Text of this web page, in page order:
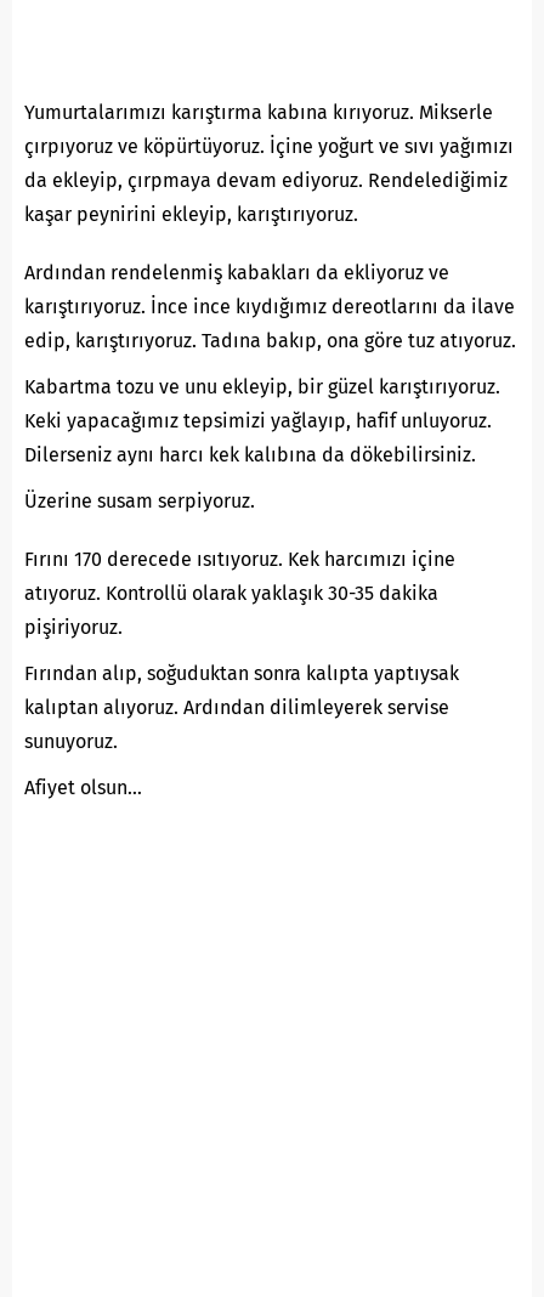
Yumurtalarımızı karıştırma kabına kırıyoruz. Mikserle
çırpıyoruz ve köpürtüyoruz. İçine yoğurt ve sıvı yağımızı
da ekleyip, çırpmaya devam ediyoruz. Rendelediğimiz
kaşar peynirini ekleyip, karıştırıyoruz.
Ardından rendelenmiş kabakları da ekliyoruz ve
karıştırıyoruz. İnce ince kıydığımız dereotlarını da ilave
edip, karıştırıyoruz. Tadına bakıp, ona göre tuz atıyoruz.
Kabartma tozu ve unu ekleyip, bir güzel karıştırıyoruz.
Keki yapacağımız tepsimizi yağlayıp, hafif unluyoruz.
Dilerseniz aynı harcı kek kalıbına da dökebilirsiniz.
Üzerine susam serpiyoruz.
Fırını 170 derecede ısıtıyoruz. Kek harcımızı içine
atıyoruz. Kontrollü olarak yaklaşık 30-35 dakika
pişiriyoruz.
Fırından alıp, soğuduktan sonra kalıpta yaptıysak
kalıptan alıyoruz. Ardından dilimleyerek servise
sunuyoruz.
Afiyet olsun…